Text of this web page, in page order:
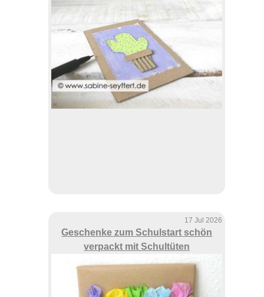
17 Jul 2026
Geschenke zum Schulstart schön
verpackt mit Schultüten